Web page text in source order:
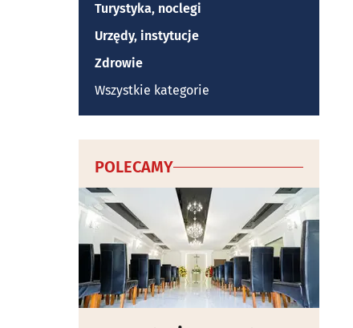
Turystyka, noclegi
Urzędy, instytucje
Zdrowie
Wszystkie kategorie
POLECAMY